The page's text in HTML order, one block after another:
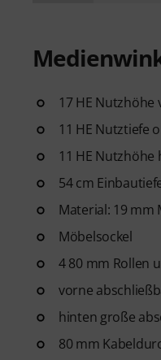
17 HE Nutzhöhe
11 HE Nutztiefe
11 HE Nutzhöhe
54 cm
Material: 19 mm
Möbelsockel
4 80 mm Rollen
vorne
hinten große
80 mm